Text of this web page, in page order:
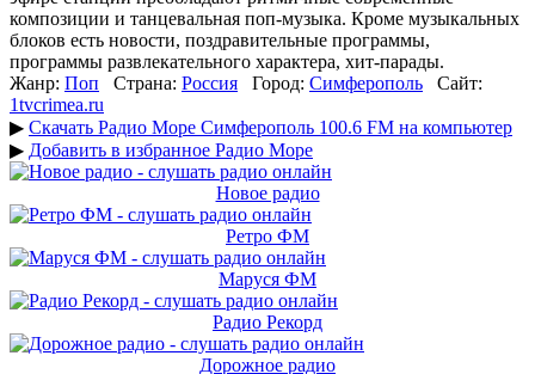
композиции и танцевальная поп-музыка. Кроме музыкальных
блоков есть новости, поздравительные программы,
программы развлекательного характера, хит-парады.
Жанр: Поп Страна: Россия Город: Симферополь
Сайт:
1tvcrimea.ru
▶ Скачать Радио Море Симферополь 100.6 FM на компьютер
▶ Добавить в избранное Радио Море
Новое радио
Ретро ФМ
Маруся ФМ
Радио Рекорд
Дорожное радио